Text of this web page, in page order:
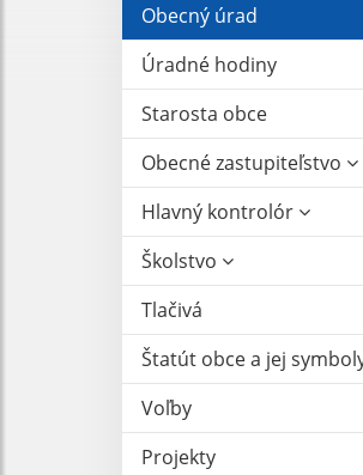
Obecný úrad
Úradné hodiny
Starosta obce
Obecné zastupiteľstvo
Hlavný kontrolór
Školstvo
Tlačivá
Štatút obce a jej
Voľby
Projekty